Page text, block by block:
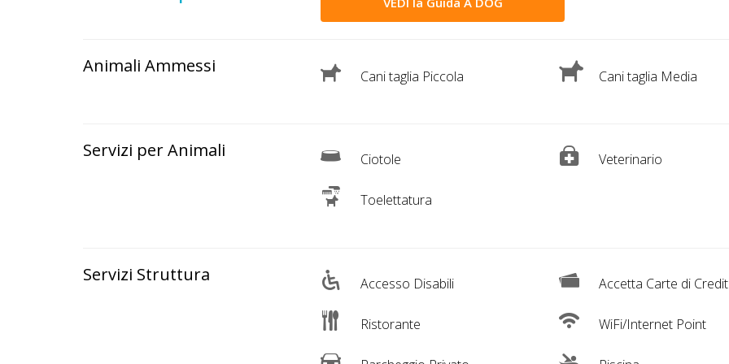
Animali Ammessi Cani taglia Piccola Cani taglia Media
Servizi per Animali Ciotole Veterinario
Toelettatura
Servizi Struttura Accesso Disabili Accetta Carte di
Ristorante WiFi/Internet Point